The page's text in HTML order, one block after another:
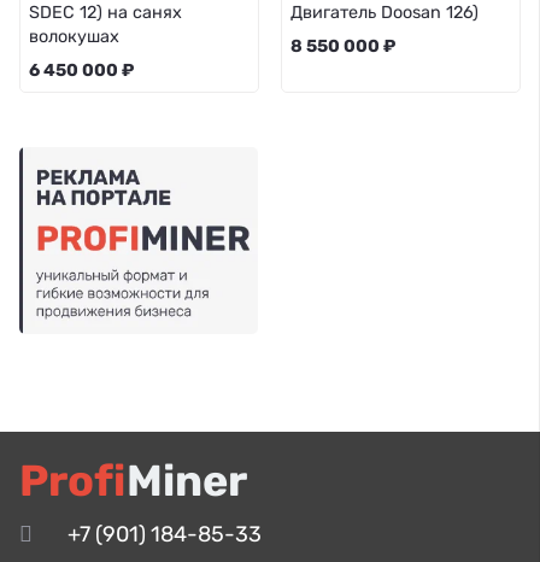
SDEC 12) на санях
волокушах
6 450 000 ₽
Двигатель Doosan 126)
8 550 000 ₽
ProfiMiner
+7 (901) 184-85-33